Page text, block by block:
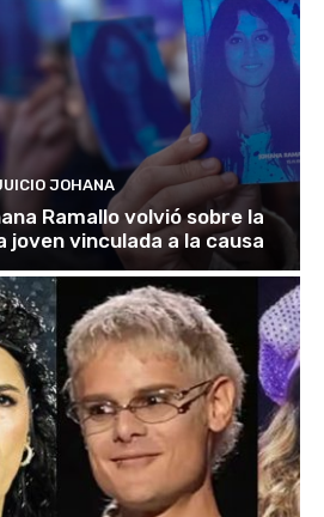
JOHANA
Ramallo volvió sobre la
joven vinculada a la causa